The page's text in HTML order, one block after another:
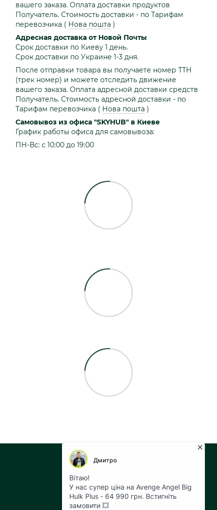
вашего заказа. Оплата доставки продуктов
Получатель. Стоимость доставки - по Тарифам
перевозчика ( Нова пошта )
Адресная доставка от Новой Почты
Срок доставки по Киеву 1 день.
Срок доставки по Украине 1-3 дня.
После отправки товара вы получаете номер ТТН
(трек номер) и можете отследить движение
вашего заказа. Оплата адресной доставки средств
Получатель. Стоимость адресной доставки - по
Тарифам перевозчика ( Нова пошта )
Самовывоз из офиса "SKYHUB" в Киеве
График работы офиса для самовывоза:
ПН-Вс: с 10:00 до 19:00
+38 073 043 55 05
Контактная информация
Полная версия сайта